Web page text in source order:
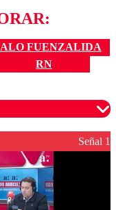
FUENZALIDA
RN
garantizar un
Señal 1